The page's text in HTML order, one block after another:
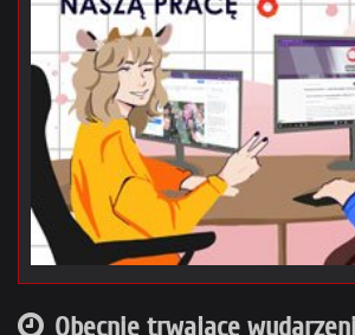
Obecnie trwające